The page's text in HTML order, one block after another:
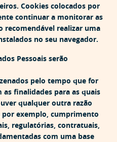
Cookies colocados por
continuar a monitorar as
recomendável realizar uma
no seu navegador.
Pessoais serão
pelo tempo que for
finalidades para as quais
qualquer outra razão
por exemplo, cumprimento
regulatórias, contratuais,
com uma base